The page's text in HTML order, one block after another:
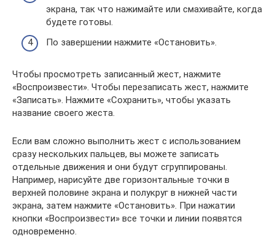
экрана, так что нажимайте или смахивайте, когда
будете готовы.
По завершении нажмите «Остановить».
Чтобы просмотреть записанный жест, нажмите
«Воспроизвести». Чтобы перезаписать жест, нажмите
«Записать». Нажмите «Сохранить», чтобы указать
название своего жеста.
Если вам сложно выполнить жест с использованием
сразу нескольких пальцев, вы можете записать
отдельные движения и они будут сгруппированы.
Например, нарисуйте две горизонтальные точки в
верхней половине экрана и полукруг в нижней части
экрана, затем нажмите «Остановить». При нажатии
кнопки «Воспроизвести» все точки и линии появятся
одновременно.